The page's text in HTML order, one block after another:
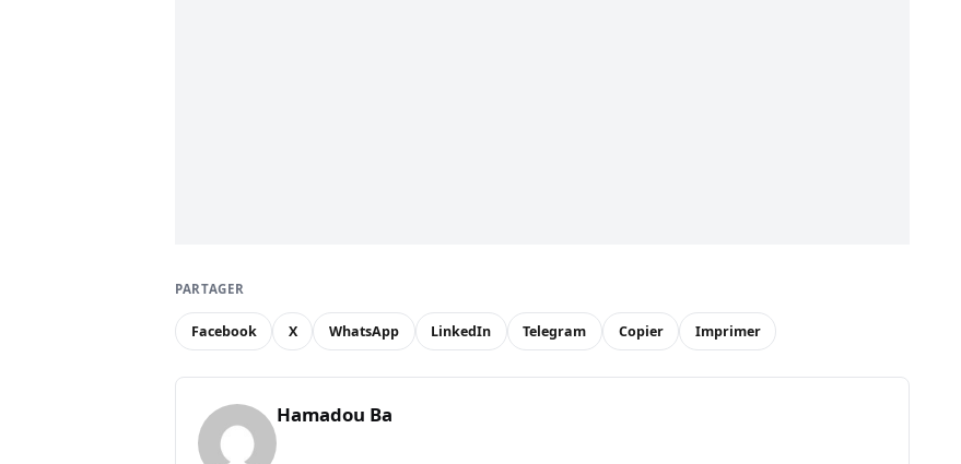
PARTAGER
Facebook X WhatsApp LinkedIn Telegram Copier Imprimer
Hamadou Ba